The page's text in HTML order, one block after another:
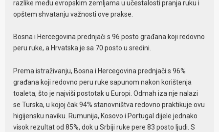
razlike među evropskim zemljama u učestalosti pranja ruku i
opštem shvatanju važnosti ove prakse.
Bosna i Hercegovina prednjači s 96 posto građana koji redovno
peru ruke, a Hrvatska je sa 70 posto u sredini.
Prema istraživanju, Bosna i Hercegovina prednjači s 96%
građana koji redovno peru ruke sapunom nakon korištenja
toaleta, što je najviši postotak u Europi. Odmah iza nje nalazi
se Turska, u kojoj čak 94% stanovništva redovno praktikuje ovu
higijensku naviku. Rumunija, Kosovo i Portugal dijele jednako
visok rezultat od 85%, dok u Srbiji ruke pere 83 posto ljudi. S